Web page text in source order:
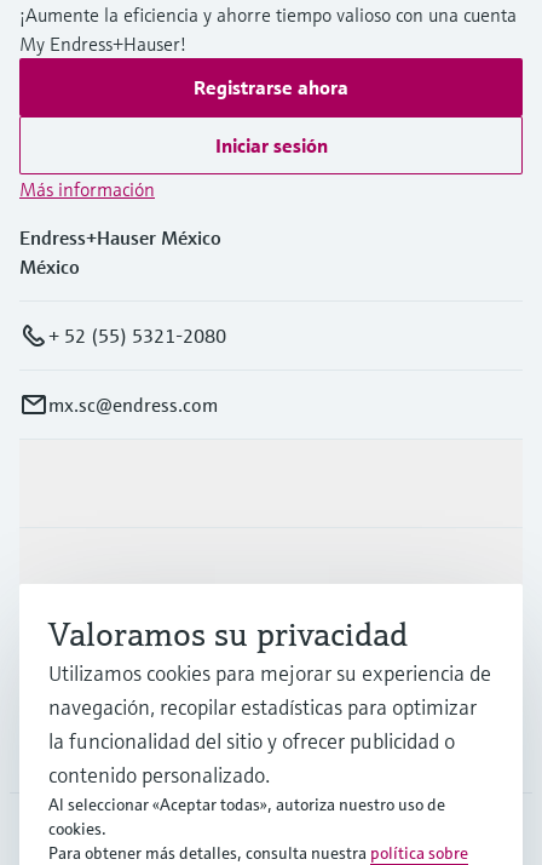
¡Aumente la eficiencia y ahorre tiempo valioso con una cuenta
My Endress+Hauser!
Registrarse ahora
Iniciar sesión
Más información
Endress+Hauser México
México
+ 52 (55) 5321-2080
mx.sc@endress.com
Soporte
Compañía
Valoramos su privacidad
Utilizamos cookies para mejorar su experiencia de
navegación, recopilar estadísticas para optimizar
la funcionalidad del sitio y ofrecer publicidad o
contenido personalizado.
Al seleccionar «Aceptar todas», autoriza nuestro uso de
cookies.
Para obtener más detalles, consulta nuestra política sobre